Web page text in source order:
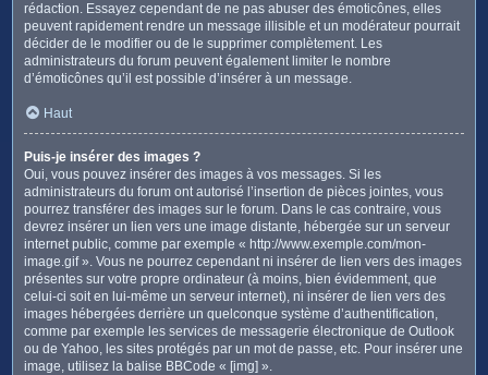
rédaction. Essayez cependant de ne pas abuser des émoticônes, elles
peuvent rapidement rendre un message illisible et un modérateur pourrait
décider de le modifier ou de le supprimer complètement. Les
administrateurs du forum peuvent également limiter le nombre
d’émoticônes qu’il est possible d’insérer à un message.
Haut
Puis-je insérer des images ?
Oui, vous pouvez insérer des images à vos messages. Si les
administrateurs du forum ont autorisé l’insertion de pièces jointes, vous
pourrez transférer des images sur le forum. Dans le cas contraire, vous
devrez insérer un lien vers une image distante, hébergée sur un serveur
internet public, comme par exemple « http://www.exemple.com/mon-
image.gif ». Vous ne pourrez cependant ni insérer de lien vers des images
présentes sur votre propre ordinateur (à moins, bien évidemment, que
celui-ci soit en lui-même un serveur internet), ni insérer de lien vers des
images hébergées derrière un quelconque système d’authentification,
comme par exemple les services de messagerie électronique de Outlook
ou de Yahoo, les sites protégés par un mot de passe, etc. Pour insérer une
image, utilisez la balise BBCode « [img] ».